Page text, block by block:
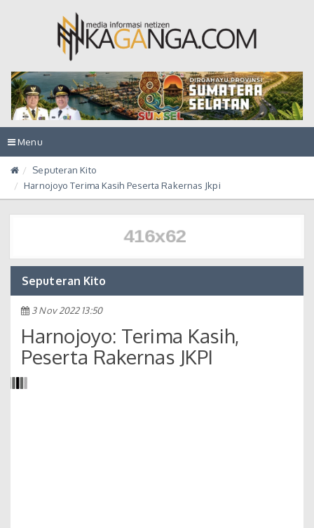
Toggle
navigation
Menu
Seputeran Kito
Harnojoyo Terima Kasih Peserta Rakernas Jkpi
Seputeran Kito
3 Nov 2022 13:50
Harnojoyo: Terima Kasih,
Peserta Rakernas JKPI